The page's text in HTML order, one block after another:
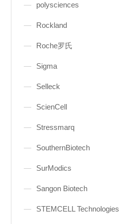
polysciences
Rockland
Roche罗氏
Sigma
Selleck
ScienCell
Stressmarq
SouthernBiotech
SurModics
Sangon Biotech
STEMCELL Technologies